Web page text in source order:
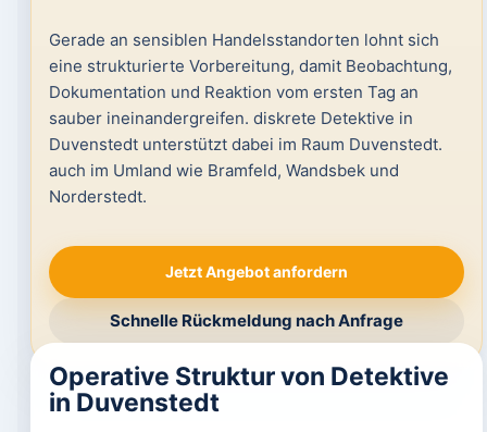
Gerade an sensiblen Handelsstandorten lohnt sich
eine strukturierte Vorbereitung, damit Beobachtung,
Dokumentation und Reaktion vom ersten Tag an
sauber ineinandergreifen. diskrete Detektive in
Duvenstedt unterstützt dabei im Raum Duvenstedt.
auch im Umland wie Bramfeld, Wandsbek und
Norderstedt.
Jetzt Angebot anfordern
Schnelle Rückmeldung nach Anfrage
Operative Struktur von Detektive
in Duvenstedt